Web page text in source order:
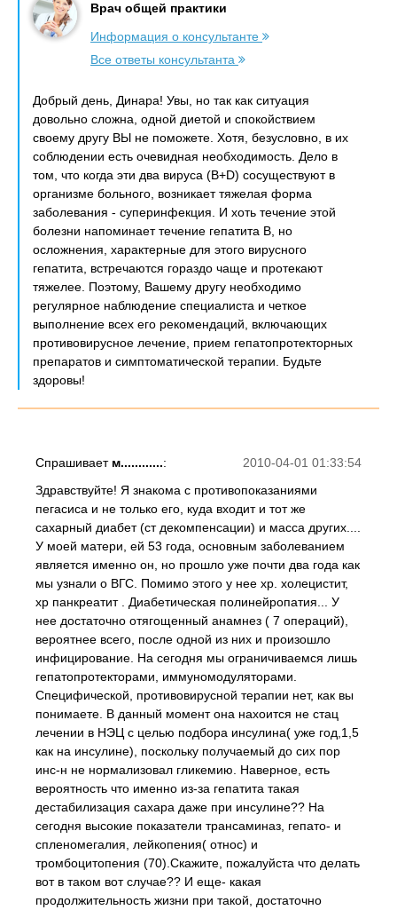
Врач общей практики
Информация о консультанте
Все ответы консультанта
Добрый день, Динара! Увы, но так как ситуация
довольно сложна, одной диетой и спокойствием
своему другу ВЫ не поможете. Хотя, безусловно, в их
соблюдении есть очевидная необходимость. Дело в
том, что когда эти два вируса (В+D) сосуществуют в
организме больного, возникает тяжелая форма
заболевания - суперинфекция. И хоть течение этой
болезни напоминает течение гепатита В, но
осложнения, характерные для этого вирусного
гепатита, встречаются гораздо чаще и протекают
тяжелее. Поэтому, Вашему другу необходимо
регулярное наблюдение специалиста и четкое
выполнение всех его рекомендаций, включающих
противовирусное лечение, прием гепатопротекторных
препаратов и симптоматической терапии. Будьте
здоровы!
2010-04-01 01:33:54
Спрашивает м............:
Здравствуйте! Я знакома с противопоказаниями
пегасиса и не только его, куда входит и тот же
сахарный диабет (ст декомпенсации) и масса других....
У моей матери, ей 53 года, основным заболеванием
является именно он, но прошло уже почти два года как
мы узнали о ВГС. Помимо этого у нее хр. холецистит,
хр панкреатит . Диабетическая полинейропатия... У
нее достаточно отягощенный анамнез ( 7 операций),
вероятнее всего, после одной из них и произошло
инфицирование. На сегодня мы ограничиваемся лишь
гепатопротекторами, иммуномодуляторами.
Специфической, противовирусной терапии нет, как вы
понимаете. В данный момент она нахоится не стац
лечении в НЭЦ с целью подбора инсулина( уже год,1,5
как на инсулине), поскольку получаемый до сих пор
инс-н не нормализовал гликемию. Наверное, есть
вероятность что именно из-за гепатита такая
дестабилизация сахара даже при инсулине?? На
сегодня высокие показатели трансаминаз, гепато- и
спленомегалия, лейкопения( относ) и
тромбоцитопения (70).Скажите, пожалуйста что делать
вот в таком вот случае?? И еще- какая
продолжительность жизни при такой, достаточно